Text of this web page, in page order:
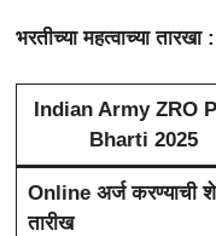
भरतीच्या महत्वाच्या तारखा :
Indian Army ZRO
Bharti 2025
Online अर्ज करण्याची
तारीख